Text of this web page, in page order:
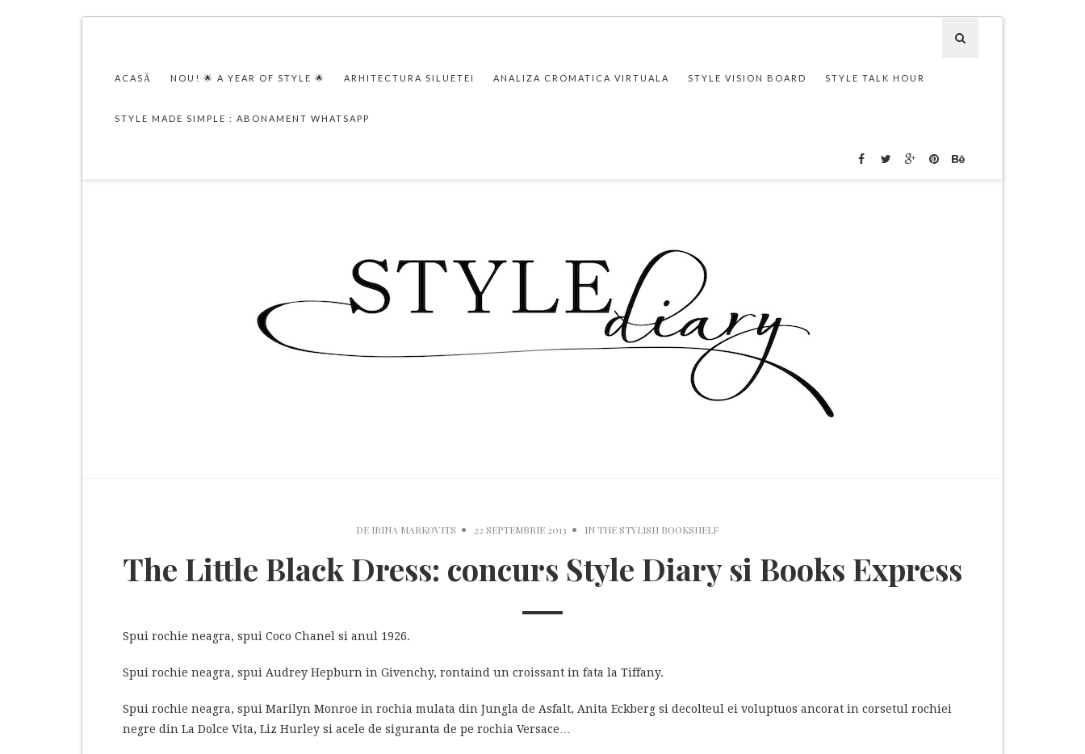
ACASĂ NOU! 🌟 A YEAR OF STYLE 🌟 ARHITECTURA SILUETEI ANALIZA CROMATICA VIRTUALA STYLE VISION BOARD STYLE TALK HOUR
STYLE MADE SIMPLE : ABONAMENT WHATSAPP
DE IRINA MARKOVITS 22 SEPTEMBRIE 2013 INTHE STYLISH BOOKSHELF
The Little Black Dress: concurs Style Diary si Books Express
Spui rochie neagra, spui Coco Chanel si anul 1926.
Spui rochie neagra, spui Audrey Hepburn in Givenchy, rontaind un croissant in fata la Tiffany.
Spui rochie neagra, spui Marilyn Monroe in rochia mulata din Jungla de Asfalt, Anita Eckberg si decolteul ei voluptuos ancorat in corsetul rochiei
negre din La Dolce Vita, Liz Hurley si acele de siguranta de pe rochia Versace…